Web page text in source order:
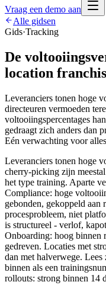
Vraag een demo aan
Alle gidsen
Gids·Tracking
De
location
Leveranciers tonen hoge
directeuren vermoeden
voltooiingspercentages
gedraagt zich anders dan
Eén verwachting voor
Leveranciers tonen hoge
cherry-picking zijn
het type training. Aparte
Compliance: hoge
gebonden, gekoppeld aan
procesprobleem, niet
is structureel - verlof,
Onboarding: hoog binnen
gedreven. Locaties met
dan met halverwege.
binnen als een
rollouts: strong binnen 14